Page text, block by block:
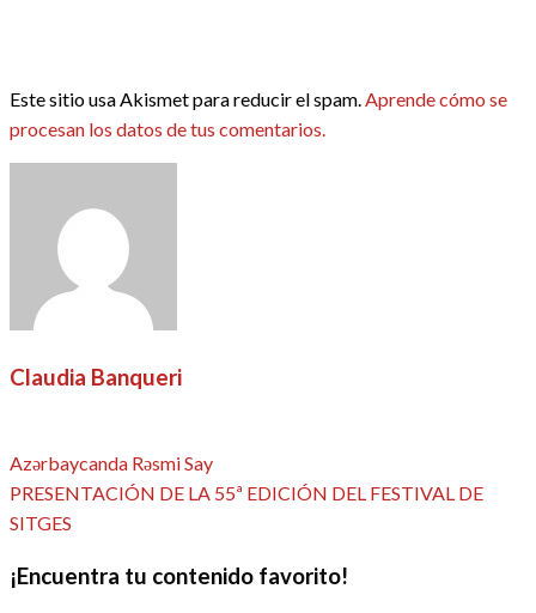
Este sitio usa Akismet para reducir el spam.Aprende cómo se
procesan los datos de tus comentarios.
Claudia Banqueri
Navegación
de
entradas
Entrada
anterior
Azərbaycanda Rəsmi Say
Entrada
siguiente
PRESENTACIÓN DE LA 55ª EDICIÓN DEL FESTIVAL DE
SITGES
¡Encuentra tu contenido favorito!